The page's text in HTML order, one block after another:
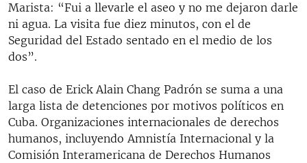
Marista: “Fui a llevarle el aseo y no me dejaron darle
ni agua. La visita fue diez minutos, con el de
Seguridad del Estado sentado en el medio de los
dos”.
El caso de Erick Alain Chang Padrón se suma a una
larga lista de detenciones por motivos políticos en
Cuba. Organizaciones internacionales de derechos
humanos, incluyendo Amnistía Internacional y la
Comisión Interamericana de Derechos Humanos